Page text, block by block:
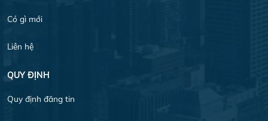
Có gì mới
Liên hệ
QUY ĐỊNH
Quy định đăng tin